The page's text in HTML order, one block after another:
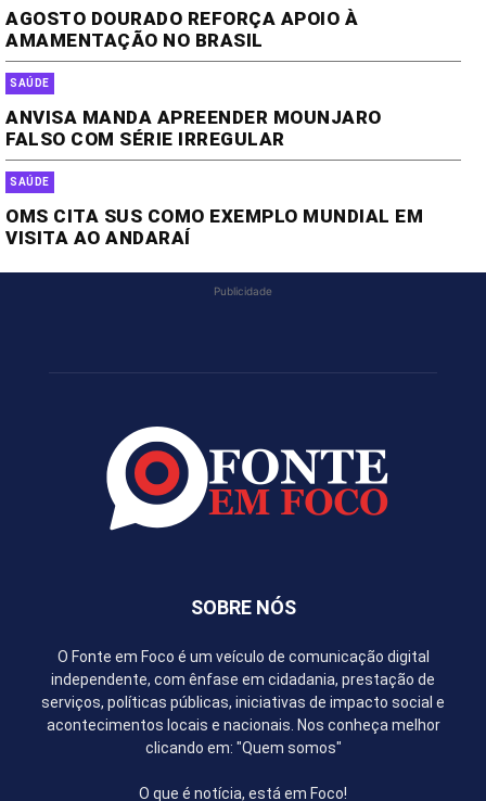
AGOSTO DOURADO REFORÇA APOIO À
AMAMENTAÇÃO NO BRASIL
SAÚDE
ANVISA MANDA APREENDER MOUNJARO
FALSO COM SÉRIE IRREGULAR
SAÚDE
OMS CITA SUS COMO EXEMPLO MUNDIAL EM
VISITA AO ANDARAÍ
Publicidade
SOBRE NÓS
O Fonte em Foco é um veículo de comunicação digital
independente, com ênfase em cidadania, prestação de
serviços, políticas públicas, iniciativas de impacto social e
acontecimentos locais e nacionais. Nos conheça melhor
clicando em: "Quem somos"
O que é notícia, está em Foco!